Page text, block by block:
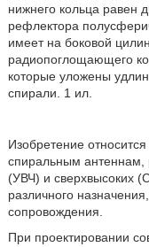
нижнего кольца равен
рефлектора
имеет на боковой
радиопоглощающего
которые уложены
спирали. 1 ил.
Изобретение
спиральным антеннам,
(УВЧ) и сверхвысоких
различного
сопровождения.
При проектировании